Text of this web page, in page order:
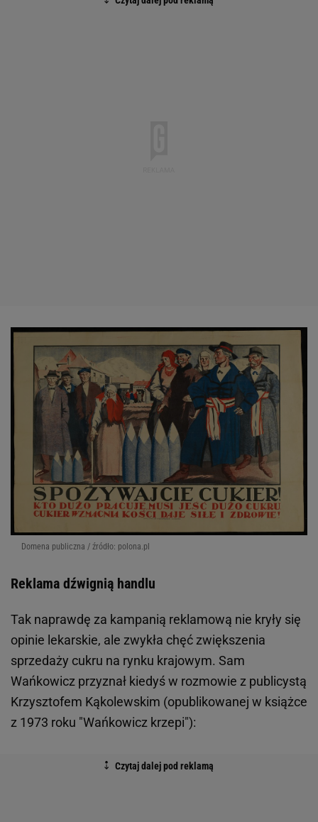
Domena publiczna / źródło: polona.pl
Reklama dźwignią handlu
Tak naprawdę za kampanią reklamową nie kryły się
opinie lekarskie, ale zwykła chęć zwiększenia
sprzedaży cukru na rynku krajowym. Sam
Wańkowicz przyznał kiedyś w rozmowie z publicystą
Krzysztofem Kąkolewskim (opublikowanej w książce
z 1973 roku "Wańkowicz krzepi"):